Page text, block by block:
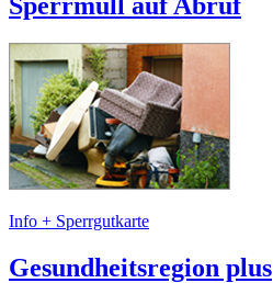
Info + Sperrgutkarte
Gesundheitsregion plus